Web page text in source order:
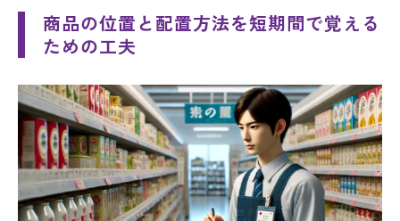
商品の位置と配置方法を短期間で覚える
ための工夫